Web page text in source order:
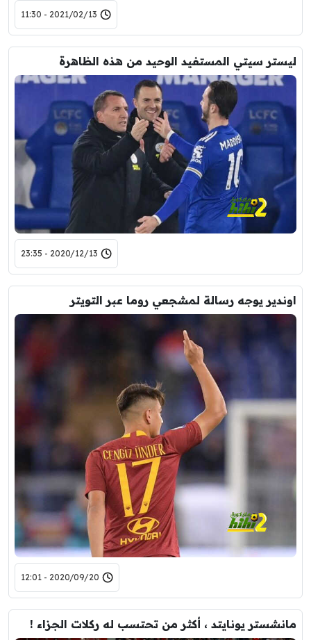
2021/02/13 - 11:30
ليستر سيتي المستفيد الوحيد من هذه الظاهرة
2020/12/13 - 23:35
اوندير يوجه رسالة لمشجعي روما عبر التويتر
2020/09/20 - 12:01
مانشستر يونايتد ، أكثر من تحتسب له ركلات الجزاء !